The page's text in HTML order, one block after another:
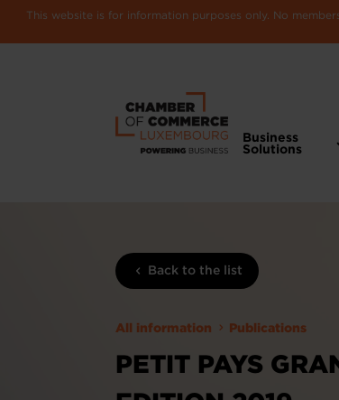
This website is for information purposes only. No
Business
Solutions
Back to the list
All information Publications
PETIT PAYS